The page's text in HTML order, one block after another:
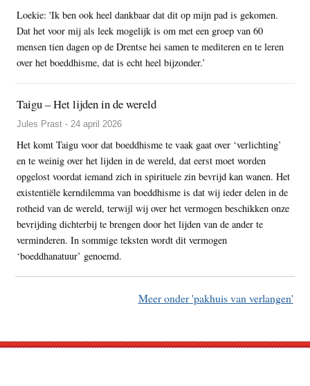
Loekie: 'Ik ben ook heel dankbaar dat dit op mijn pad is gekomen.
Dat het voor mij als leek mogelijk is om met een groep van 60
mensen tien dagen op de Drentse hei samen te mediteren en te leren
over het boeddhisme, dat is echt heel bijzonder.’
Taigu – Het lijden in de wereld
Jules Prast - 24 april 2026
Het komt Taigu voor dat boeddhisme te vaak gaat over ‘verlichting’
en te weinig over het lijden in de wereld, dat eerst moet worden
opgelost voordat iemand zich in spirituele zin bevrijd kan wanen. Het
existentiële kerndilemma van boeddhisme is dat wij ieder delen in de
rotheid van de wereld, terwijl wij over het vermogen beschikken onze
bevrijding dichterbij te brengen door het lijden van de ander te
verminderen. In sommige teksten wordt dit vermogen
‘boeddhanatuur’ genoemd.
Meer onder 'pakhuis van verlangen'